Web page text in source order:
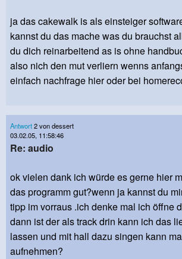
ja das cakewalk is als einsteiger
kannst du das mache was du brauchst
du dich reinarbeitend as is ohne
also nich den mut verliern wenns
einfach nachfrage hier oder bei
Antwort2 von dessert
03.02.05, 11:58:46
Re: audio
ok vielen dank ich würde es gerne hier
das programm gut?wenn ja kannst du
tipp im vorraus .ich denke mal ich öffne
dann ist der als track drin kann ich das
lassen und mit hall dazu singen kann
aufnehmen?